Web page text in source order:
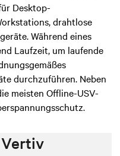
Desktop-
drahtlose
Während eines
Laufzeit, um laufende
durchzuführen. Neben
meisten Offline-USV-